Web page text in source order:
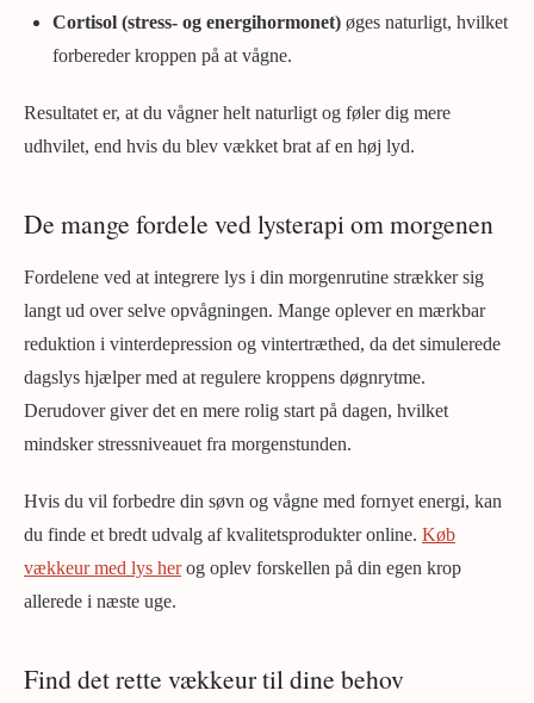
Cortisol (stress- og energihormonet) øges naturligt, hvilket
forbereder kroppen på at vågne.
Resultatet er, at du vågner helt naturligt og føler dig mere
udhvilet, end hvis du blev vækket brat af en høj lyd.
De mange fordele ved lysterapi om morgenen
Fordelene ved at integrere lys i din morgenrutine strækker sig
langt ud over selve opvågningen. Mange oplever en mærkbar
reduktion i vinterdepression og vintertræthed, da det simulerede
dagslys hjælper med at regulere kroppens døgnrytme.
Derudover giver det en mere rolig start på dagen, hvilket
mindsker stressniveauet fra morgenstunden.
Hvis du vil forbedre din søvn og vågne med fornyet energi, kan
du finde et bredt udvalg af kvalitetsprodukter online. Køb
vækkeur med lys herog oplev forskellen på din egen krop
allerede i næste uge.
Find det rette vækkeur til dine behov